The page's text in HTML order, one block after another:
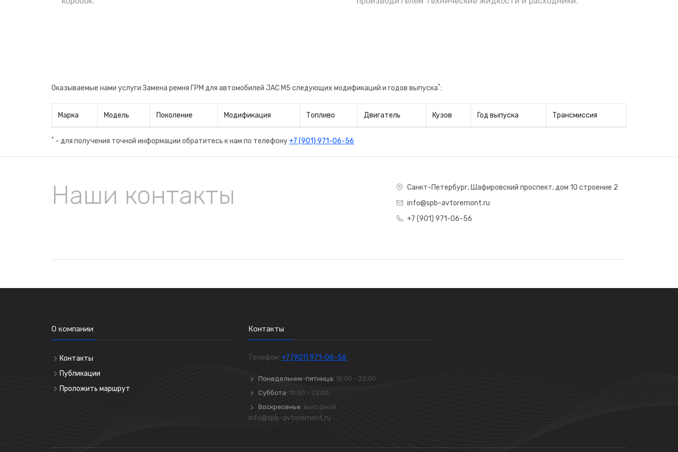
Оказываемые нами услуги Замена ремня ГРМ для автомобилей JAC M5 следующих модификаций и годов выпуска*:
Марка Модель Поколение Модификация Топливо Двигатель Кузов Год выпуска Трансмиссия
* - для получения точной информации обратитесь к нам по телефону+7 (901) 971-06-56
Наши контакты
Санкт-Петербург, Шафировский проспект, дом 10 строение 2
info@spb-avtoremont.ru
+7 (901) 971-06-56
О компании
Контакты
Публикации
Проложить маршрут
Контакты
Телефон: +7 (901) 971-06-56
Понедельник-пятница: 10:00 - 22:00
Суббота: 10:00 - 22:00
Воскресенье: выходной
info@spb-avtoremont.ru